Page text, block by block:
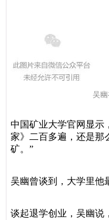
吴幽
中国矿业大学官网显示
家》二百多遍，还是那
矿。”
吴幽曾谈到，大学里他
谈起退学创业，吴幽说